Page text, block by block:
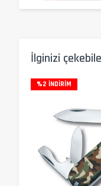
İlginizi
%2 İNDIRIM